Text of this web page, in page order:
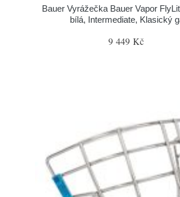
Bauer Vyrážečka Bauer Vapor
bílá, Intermediate, Klasický
9 449 Kč